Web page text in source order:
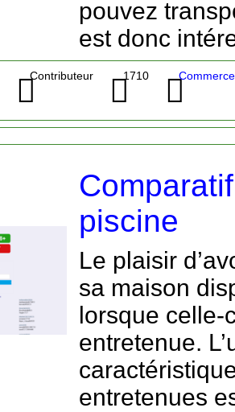
pouvez
est donc
Contributeur 1710
piscine
Le plaisir
sa maison
lorsque celle-
entretenue.
entretenues